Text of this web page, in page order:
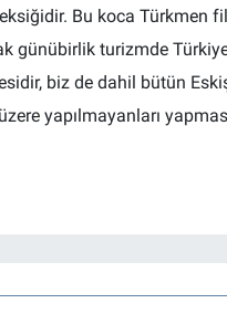
Bu koca Türkmen
günübirlik turizmde
biz de dahil bütün
yapılmayanları